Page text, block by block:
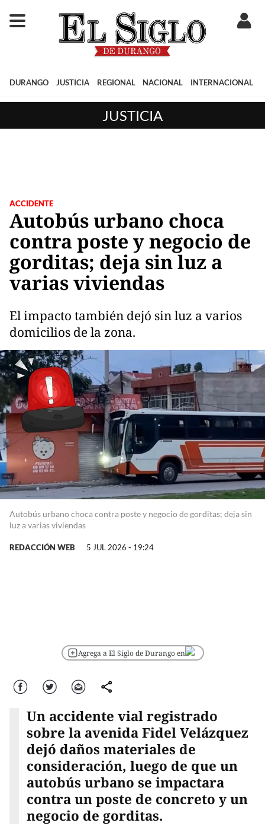
DURANGO JUSTICIA REGIONAL NACIONAL INTERNACIONAL
JUSTICIA
ACCIDENTE
Autobús urbano choca
contra poste y negocio de
gorditas; deja sin luz a
varias viviendas
El impacto también dejó sin luz a varios
domicilios de la zona.
Autobús urbano choca contra poste y negocio de gorditas; deja sin
luz a varias viviendas
REDACCIÓN WEB 5 JUL 2026 - 19:24
Agrega a El Siglo de Durango en
Facebook Twitter Correo comparte
Un accidente vial registrado
sobre la avenida Fidel Velázquez
dejó daños materiales de
consideración, luego de que un
autobús urbano se impactara
contra un poste de concreto y un
negocio de gorditas.